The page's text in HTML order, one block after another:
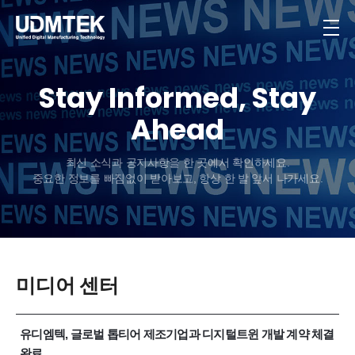
Stay Informed, Stay
Ahead
최신 소식과 공지사항을 한 곳에서 확인하세요.
중요한 정보를 빠짐없이 받아보고, 항상 한 발 앞서 나가세요.
미디어 센터
유디엠텍, 글로벌 톱티어 제조기업과 디지털트윈 개발 계약 체결